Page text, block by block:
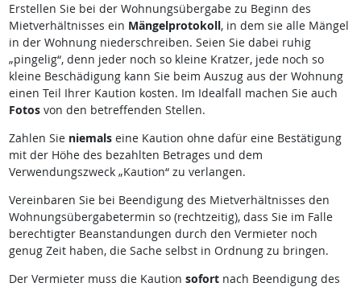
Erstellen Sie bei der Wohnungsübergabe zu Beginn des
Mietverhältnisses ein Mängelprotokoll, in dem sie alle Mängel
in der Wohnung niederschreiben. Seien Sie dabei ruhig
„pingelig“, denn jeder noch so kleine Kratzer, jede noch so
kleine Beschädigung kann Sie beim Auszug aus der Wohnung
einen Teil Ihrer Kaution kosten. Im Idealfall machen Sie auch
Fotosvon den betreffenden Stellen.
Zahlen Sie niemalseine Kaution ohne dafür eine Bestätigung
mit der Höhe des bezahlten Betrages und dem
Verwendungszweck „Kaution“ zu verlangen.
Vereinbaren Sie bei Beendigung des Mietverhältnisses den
Wohnungsübergabetermin so (rechtzeitig), dass Sie im Falle
berechtigter Beanstandungen durch den Vermieter noch
genug Zeit haben, die Sache selbst in Ordnung zu bringen.
Der Vermieter muss die Kaution sofortnach Beendigung des